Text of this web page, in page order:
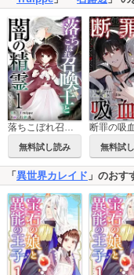
落ちこぼれ召喚士と闇の精霊 単行本版
無料試し読み
断罪の吸
無料試
「 異世界カレイド 」のおす